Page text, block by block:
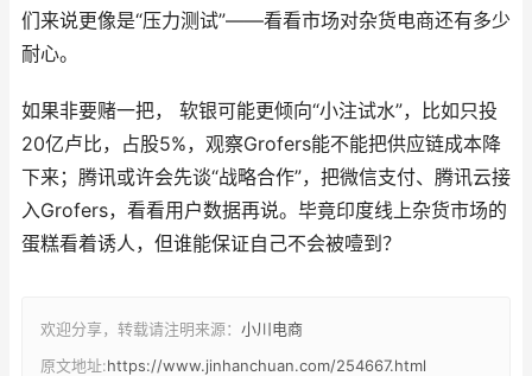
们来说更像是“压力测试”——看看市场对杂货电商还有多少
耐心。
如果非要赌一把， 软银可能更倾向“小注试水”，比如只投
20亿卢比，占股5%，观察Grofers能不能把供应链成本降
下来；腾讯或许会先谈“战略合作”，把微信支付、腾讯云接
入Grofers，看看用户数据再说。毕竟印度线上杂货市场的
蛋糕看着诱人，但谁能保证自己不会被噎到？
欢迎分享，转载请注明来源： 小川电商
原文地址:https://www.jinhanchuan.com/254667.html